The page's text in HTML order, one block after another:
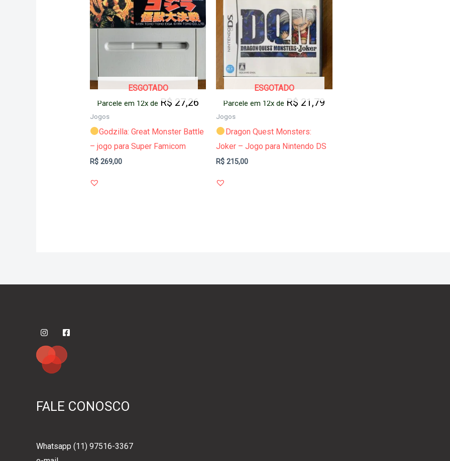
ESGOTADO
Parcele em 12x de R$ 27,26
Jogos
Godzilla: Great Monster Battle
– jogo para Super Famicom
R$269,00
ESGOTADO
Parcele em 12x de R$ 21,79
Jogos
Dragon Quest Monsters:
Joker – Jogo para Nintendo DS
R$ 215,00
FALE CONOSCO
Whatsapp (11) 97516-3367